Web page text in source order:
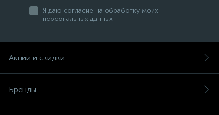
Я даю согласие на обработку моих
персональных данных
Акции и скидки
Бренды